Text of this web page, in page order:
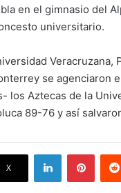
en el gimnasio del
universitario.
se
los Aztecas de la
89-76 y así
X
LinkedIn